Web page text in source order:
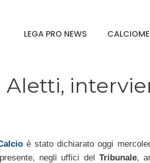
LEGA PRO NEWS
Aletti,
è stato dichiarato oggi
negli uffici del Tribunale,